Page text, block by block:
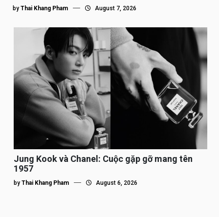
by Thai Khang Pham August 7, 2026
Jung Kook và Chanel: Cuộc gặp gỡ mang tên
1957
by Thai Khang Pham August 6, 2026